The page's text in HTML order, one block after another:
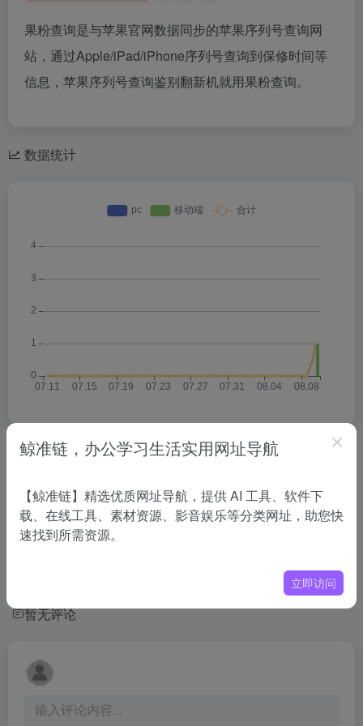
果粉查询是与苹果官网数据同步的苹果序列号查询网
站，通过Apple/iPad/iPhone序列号查询到保修时间等
信息，苹果序列号查询鉴别翻新机就用果粉查询。
数据统计
相关导航
没有相关内容!
暂无评论
鲸准链，办公学习生活实用网址导航
【鲸准链】精选优质网址导航，提供 AI 工具、软件下
载、在线工具、素材资源、影音娱乐等分类网址，助您快
速找到所需资源。
立即访问